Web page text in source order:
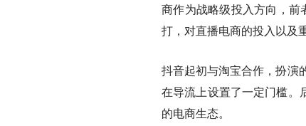
商作为战略级投入方向，
打，对直播电商的投入以及
抖音起初与淘宝合作，扮演
在导流上设置了一定门槛。
的电商生态。